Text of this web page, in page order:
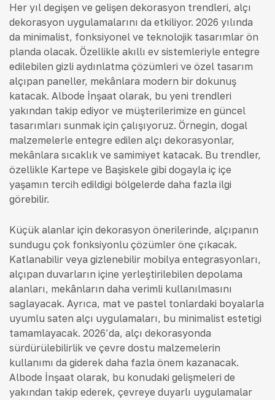
Her yıl değişen ve gelişen dekorasyon trendleri, alçı
dekorasyon uygulamalarını da etkiliyor. 2026 yılında
da minimalist, fonksiyonel ve teknolojik tasarımlar ön
planda olacak. Özellikle akıllı ev sistemleriyle entegre
edilebilen gizli aydınlatma çözümleri ve özel tasarım
alçıpan paneller, mekânlara modern bir dokunuş
katacak. Albode İnşaat olarak, bu yeni trendleri
yakından takip ediyor ve müşterilerimize en güncel
tasarımları sunmak için çalışıyoruz. Örneğin, doğal
malzemelerle entegre edilen alçı dekorasyonlar,
mekânlara sıcaklık ve samimiyet katacak. Bu trendler,
özellikle Kartepe ve Başiskele gibi doğayla iç içe
yaşamın tercih edildiği bölgelerde daha fazla ilgi
görebilir.
Küçük alanlar için dekorasyon önerilerinde, alçıpanın
sunduğu çok fonksiyonlu çözümler öne çıkacak.
Katlanabilir veya gizlenebilir mobilya entegrasyonları,
alçıpan duvarların içine yerleştirilebilen depolama
alanları, mekânların daha verimli kullanılmasını
sağlayacak. Ayrıca, mat ve pastel tonlardaki boyalarla
uyumlu saten alçı uygulamaları, bu minimalist estetiği
tamamlayacak. 2026’da, alçı dekorasyonda
sürdürülebilirlik ve çevre dostu malzemelerin
kullanımı da giderek daha fazla önem kazanacak.
Albode İnşaat olarak, bu konudaki gelişmeleri de
yakından takip ederek, çevreye duyarlı uygulamalar